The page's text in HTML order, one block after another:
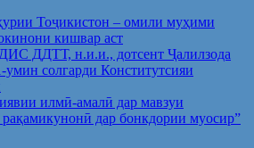
Тоҷикистон – омили муҳими
кишвар аст
ДДТТ, н.и.и., дотсент Ҷалилзода
солгарди Конститутсияи
илмӣ-амалӣ дар мавзуи
дар бонкдории муосир”